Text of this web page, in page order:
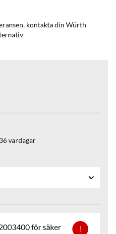
kontakta din Würth
vardagar
för säker